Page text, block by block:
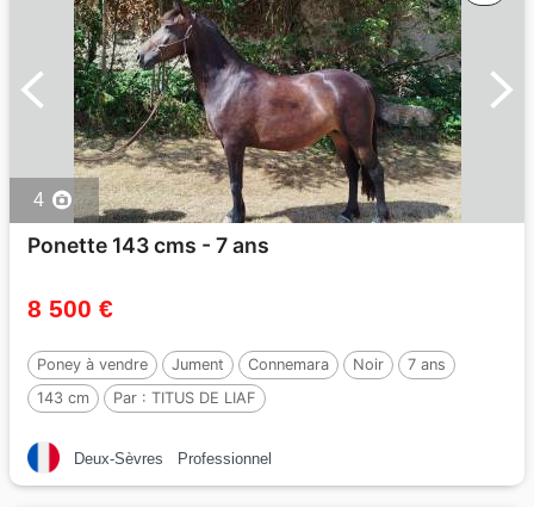
4
Ponette 143 cms - 7 ans
8 500 €
Poney à vendre Jument Connemara Noir
7 ans
143 cm
Par : TITUS DE LIAF
Deux-Sèvres Professionnel